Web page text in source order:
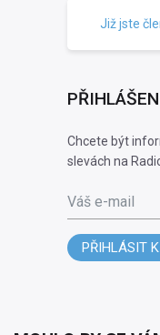
Již jste
Chcete být
slevách na
Váš e-mail
PŘIHLÁSIT